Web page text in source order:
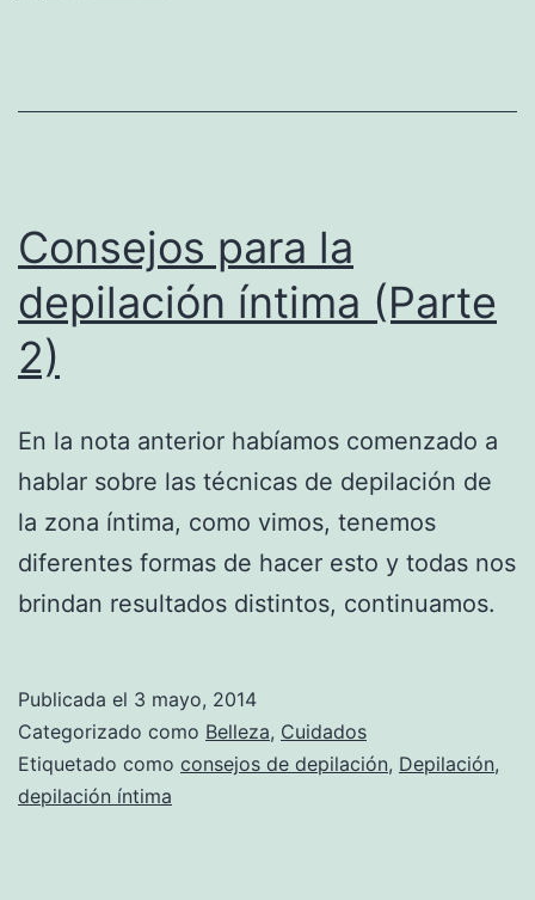
Consejos para la
depilación íntima (Parte
2)
En la nota anterior habíamos comenzado a
hablar sobre las técnicas de depilación de
la zona íntima, como vimos, tenemos
diferentes formas de hacer esto y todas nos
brindan resultados distintos, continuamos.
Publicada el 3 mayo, 2014
Categorizado como Belleza, Cuidados
Etiquetado como consejos de depilación, Depilación,
depilación íntima